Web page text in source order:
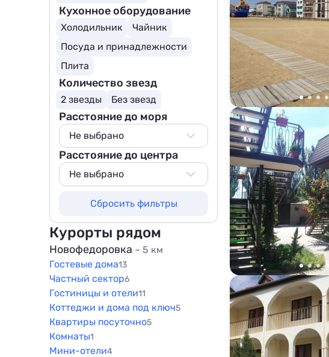
Кухонное оборудование
Холодильник
Чайник
Посуда и принадлежности
Плита
Количество звезд
2 звезды Без звезд
Расстояние до моря
Не выбрано
Не выбрано
50 м
200 м
500 м
800 м
1000 м
1500 м
Расстояние до центра
Не выбрано
100 м
200 м
500 м
800 м
1000 м
Сбросить фильтры
Курорты рядом
Новофедоровка ~ 5 км
Гостевые дома13
Частный сектор6
Гостиницы и отели11
Коттеджи и дома под ключ5
Квартиры посуточно5
Комнаты1
Мини-отели4